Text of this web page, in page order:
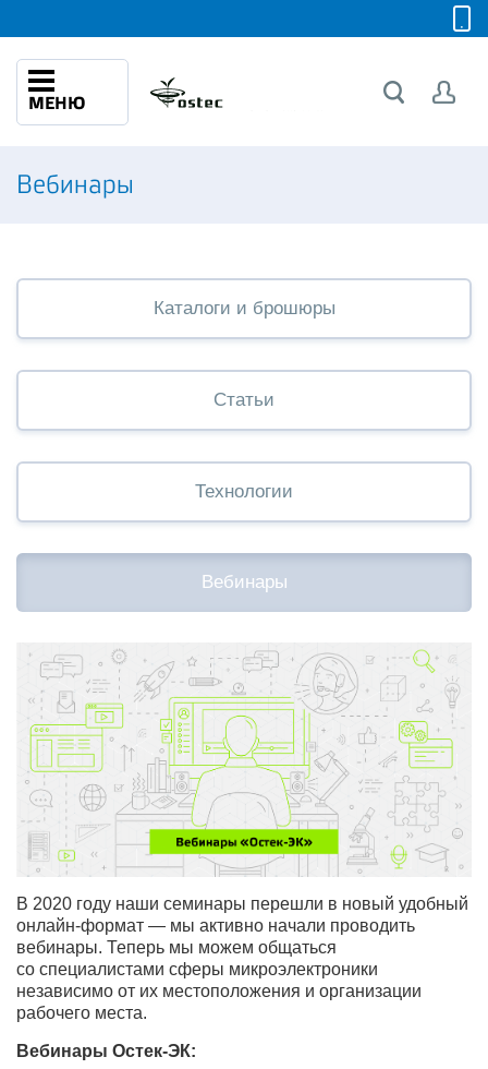
МЕНЮ
Вебинары
Каталоги и брошюры
Статьи
Технологии
Вебинары
В 2020 году наши семинары перешли в новый удобный
онлайн-формат — мы активно начали проводить
вебинары. Теперь мы можем общаться
со специалистами сферы микроэлектроники
независимо от их местоположения и организации
рабочего места.
Вебинары Остек-ЭК: